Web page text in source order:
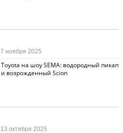
Toyota на шоу SEMA: водородный пикап
и возрожденный Scion
7 ноября 2025
13 октября 2025